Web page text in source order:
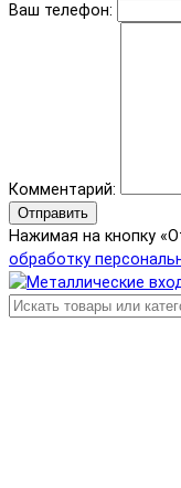
Ваш телефон:
Комментарий:
Отправить
Нажимая на кнопку
обработку